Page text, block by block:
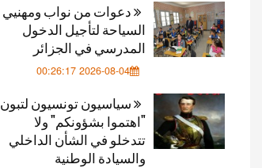
دعوات من نواب ومهنيي
السياحة لتأجيل الدخول
المدرسي في الجزائر
2026-08-04 00:26:17
سياسيون تونسيون لتبون
"اهتموا بشؤونكم" ولا
تتدخلو في الشأن الداخلي
والسيادة الوطنية